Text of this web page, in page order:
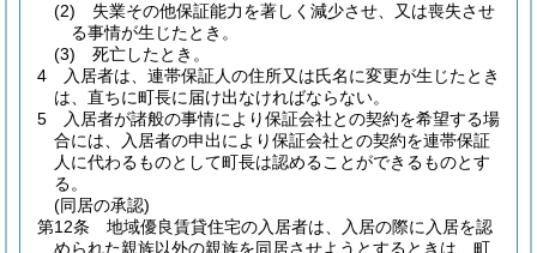
(2)
失業その他保証能力を著しく減少させ、又は喪失させ
る事情が生じたとき。
(3)
死亡したとき。
4
入居者は、連帯保証人の住所又は氏名に変更が生じたとき
は、直ちに町長に届け出なければならない。
5
入居者が諸般の事情により保証会社との契約を希望する場
合には、入居者の申出により保証会社との契約を連帯保証
人に代わるものとして町長は認めることができるものとす
る。
(同居の承認)
第12条
地域優良賃貸住宅の入居者は、入居の際に入居を認
められた親族以外の親族を同居させようとするときは、町